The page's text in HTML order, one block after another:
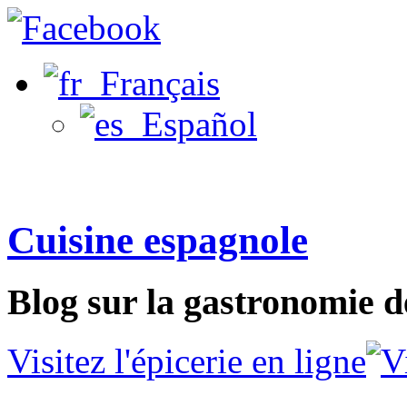
Français
Español
Cuisine espagnole
Blog sur la gastronomie
Visitez l'épicerie en ligne